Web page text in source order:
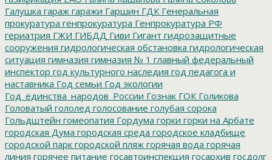
Галушка гараж гаражи Гаршин ГДК Генеральная
прокуратура генпрокуратура Генпрокуратура РФ
гериатрия ГЖИ ГИБДД Гиви Гигант гидрозащитные
сооружения гидрологическая обстановка гидрологическая
ситуация гимназия гимназия № 1 главный федеральный
инспектор год культурного наследия год педагога и
наставника Год семьи Год экологии
Год_единства_народов_России Гознак ГОК Голикова
Головатый гололед голосование голубая сорока
Гольдштейн гомеопатия Гордума горки горки на Арбате
городская Дума городская среда городское кладбище
городской парк городской пляж горячая вода горячая
линия горячее питание госавтоинспекция госархив госдолг